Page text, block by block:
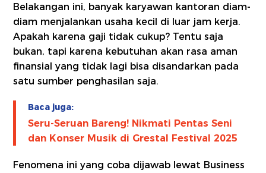
Belakangan ini, banyak karyawan kantoran diam-
diam menjalankan usaha kecil di luar jam kerja.
Apakah karena gaji tidak cukup? Tentu saja
bukan, tapi karena kebutuhan akan rasa aman
finansial yang tidak lagi bisa disandarkan pada
satu sumber penghasilan saja.
Baca juga:
Seru-Seruan Bareng! Nikmati Pentas Seni
dan Konser Musik di Grestal Festival 2025
Fenomena ini yang coba dijawab lewat Business